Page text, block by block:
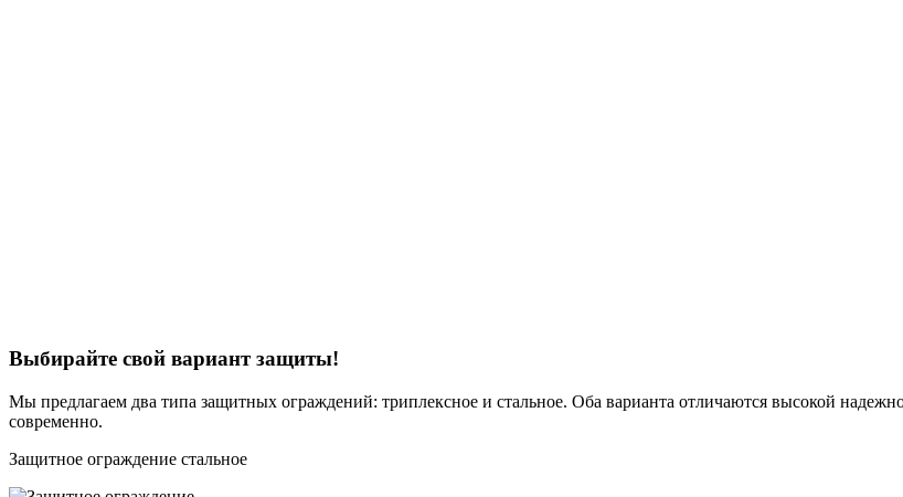
Выбирайте свой вариант защиты!
Мы предлагаем два типа защитных ограждений: триплексное и стальное. Оба варианта отличаются высокой
современно.
Защитное ограждение стальное